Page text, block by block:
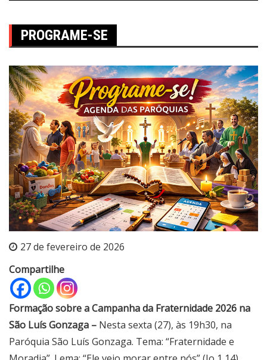
PROGRAME-SE
27 de fevereiro de 2026
Compartilhe
Formação sobre a Campanha da Fraternidade 2026 na
São Luís Gonzaga – Nesta sexta (27), às 19h30, na
Paróquia São Luís Gonzaga. Tema: “Fraternidade e